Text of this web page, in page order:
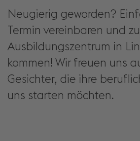
Neugierig geworden?
Termin vereinbaren und
Ausbildungszentrum in
kommen! Wir freuen uns
Gesichter, die ihre
uns starten möchten.